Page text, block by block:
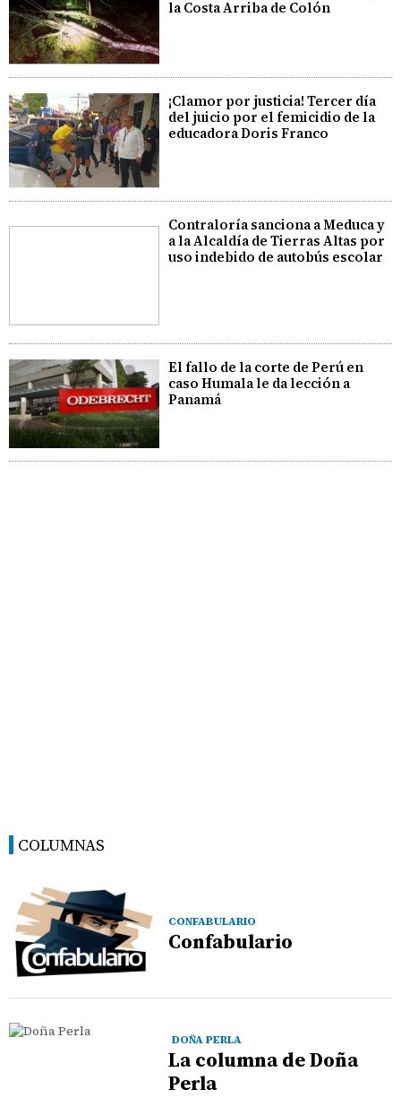
la Costa Arriba de Colón
¡Clamor por justicia! Tercer día
del juicio por el femicidio de la
educadora Doris Franco
Contraloría sanciona a Meduca y
a la Alcaldía de Tierras Altas por
uso indebido de autobús escolar
El fallo de la corte de Perú en
caso Humala le da lección a
Panamá
COLUMNAS
CONFABULARIO
Confabulario
DOÑA PERLA
La columna de Doña
Perla